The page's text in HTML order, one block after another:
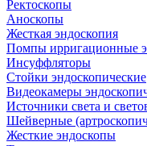
Ректоскопы
Аноскопы
Жесткая эндоскопия
Помпы ирригационные
Инсуффляторы
Стойки эндоскопические
Видеокамеры
Источники света и
Шейверные
Жесткие эндоскопы